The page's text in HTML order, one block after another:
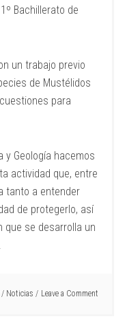
Bachillerato de
un trabajo previo
de Mustélidos
para
y Geología hacemos
actividad que, entre
tanto a entender
de protegerlo, así
que se desarrolla un
/ Noticias Leave a Comment